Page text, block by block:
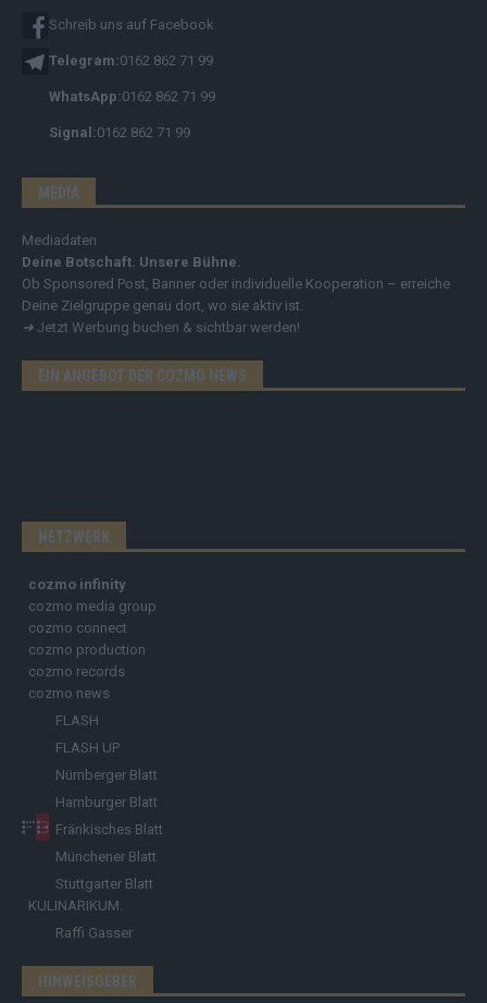
Schreib uns auf Facebook
Telegram:0162 862 71 99
WhatsApp:0162 862 71 99
Signal:0162 862 71 99
MEDIA
Mediadaten
Deine Botschaft. Unsere Bühne.
Ob Sponsored Post, Banner oder individuelle Kooperation – erreiche
Deine Zielgruppe genau dort, wo sie aktiv ist.
➔ Jetzt Werbung buchen & sichtbar werden!
EIN ANGEBOT DER COZMO NEWS
NETZWERK
cozmo infinity
cozmo media group
cozmo connect
cozmo production
cozmo records
cozmo news
FLASH
FLASH UP
Nürnberger Blatt
Hamburger Blatt
Fränkisches Blatt
Münchener Blatt
Stuttgarter Blatt
KULINARIKUM.
Raffi Gasser
HINWEISGEBER